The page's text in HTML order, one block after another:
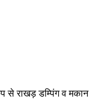
से राखड़ डम्पिंग व मकान